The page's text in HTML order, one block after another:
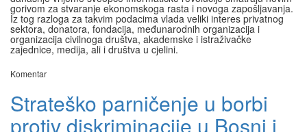
gorivom za stvaranje ekonomskoga rasta i novoga zapošljavanja.
Iz tog razloga za takvim podacima vlada veliki interes privatnog
sektora, donatora, fondacija, međunarodnih organizacija i
organizacija civilnoga društva, akademske i istraživačke
zajednice, medija, ali i društva u cjelini.
Komentar
Strateško parničenje u borbi
protiv diskriminacije u Bosni i